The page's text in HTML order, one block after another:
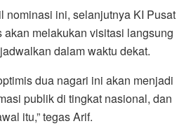
nominasi ini, selanjutnya KI Pusat
akan melakukan visitasi langsung
dalam waktu dekat.
dua nagari ini akan menjadi
publik di tingkat nasional, dan
itu,” tegas Arif.